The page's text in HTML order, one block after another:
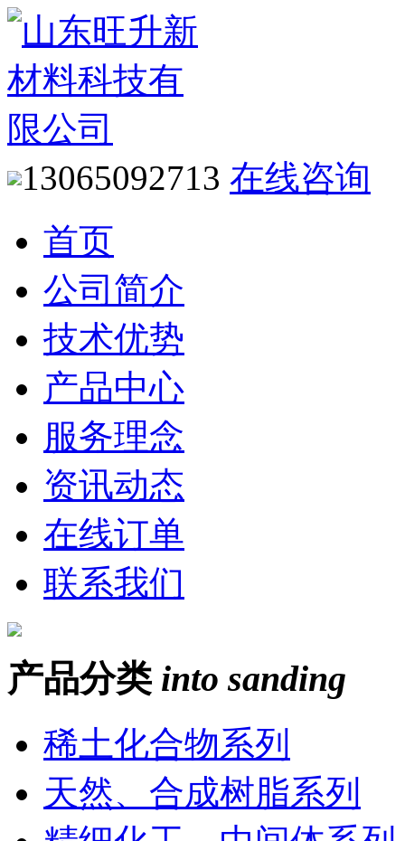
13065092713 在线咨询
首页
公司简介
技术优势
产品中心
服务理念
资讯动态
在线订单
联系我们
产品分类 into sanding
稀土化合物系列
天然、合成树脂系列